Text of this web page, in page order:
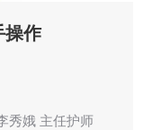
操作
秀娥 主任护师